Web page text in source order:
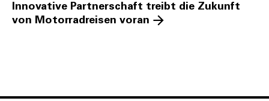
Innovative Partnerschaft treibt die Zukunft
von Motorradreisen voran